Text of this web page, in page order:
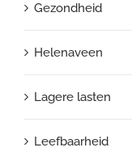
Gezondheid
Helenaveen
Lagere lasten
Leefbaarheid